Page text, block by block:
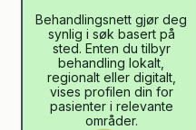
Behandlingsnett gjør deg
synlig i søk basert på
sted. Enten du tilbyr
behandling lokalt,
regionalt eller digitalt,
vises profilen din for
pasienter i relevante
områder.